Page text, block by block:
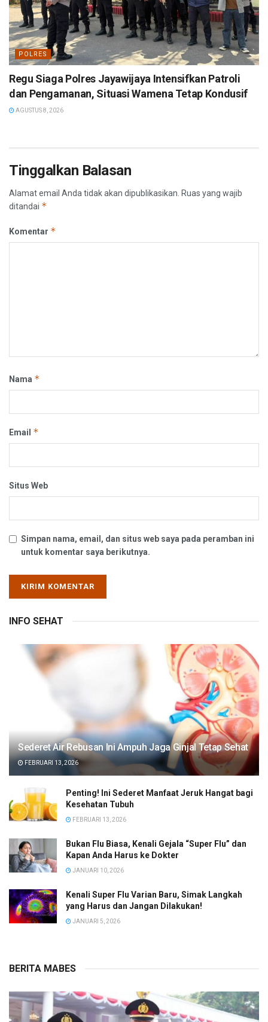
POLRES
Regu Siaga Polres Jayawijaya Intensifkan Patroli
dan Pengamanan, Situasi Wamena Tetap Kondusif
AGUSTUS 8, 2026
Tinggalkan Balasan
Alamat email Anda tidak akan dipublikasikan. Ruas yang wajib
ditandai *
Komentar *
Nama *
Email *
Situs Web
Simpan nama, email, dan situs web saya pada peramban ini
untuk komentar saya berikutnya.
INFO SEHAT
Sederet Air Rebusan Ini Ampuh Jaga Ginjal Tetap Sehat
FEBRUARI 13, 2026
Penting! Ini Sederet Manfaat Jeruk Hangat bagi
Kesehatan Tubuh
FEBRUARI 13, 2026
Bukan Flu Biasa, Kenali Gejala “Super Flu” dan
Kapan Anda Harus ke Dokter
JANUARI 10, 2026
Kenali Super Flu Varian Baru, Simak Langkah
yang Harus dan Jangan Dilakukan!
JANUARI 5, 2026
BERITA MABES